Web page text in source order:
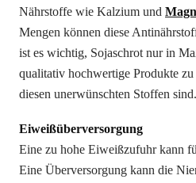
Nährstoffe wie Kalzium und
Mengen können diese
ist es wichtig, Sojaschrot nur in
qualitativ hochwertige Produkte
diesen unerwünschten Stoffen sind.
Eiweißüberversorgung
Eine zu hohe Eiweißzufuhr kann
Eine Überversorgung kann die